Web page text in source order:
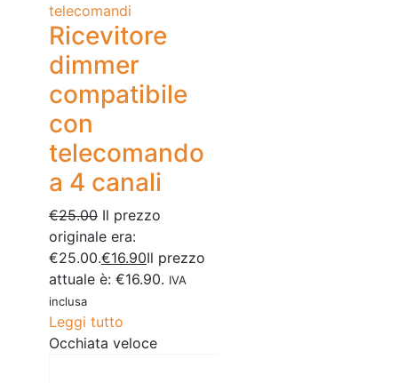
telecomandi
Ricevitore
dimmer
compatibile
con
telecomando
a 4 canali
€25.00 Il prezzo
originale era:
€25.00.€16.90Il prezzo
attuale è: €16.90. IVA
inclusa
Leggi tutto
Occhiata veloce